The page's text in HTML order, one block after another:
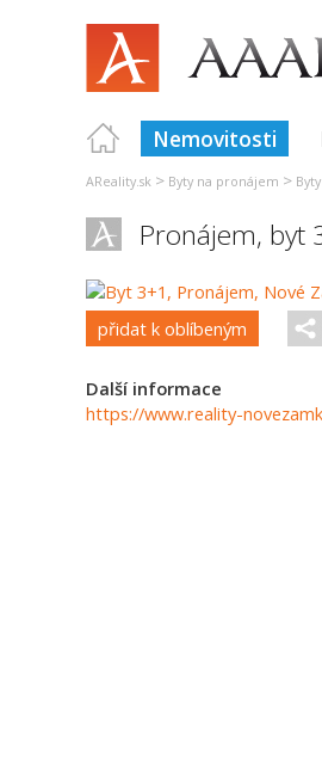
Nemovitosti
AReality.sk > Byty na pronájem >
Pronájem, byt
přidat k oblíbeným
Další informace